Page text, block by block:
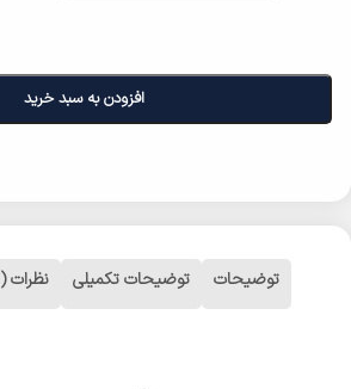
افزودن به سبد خرید
توضیحات توضیحات تکمیلی نظرات (0)